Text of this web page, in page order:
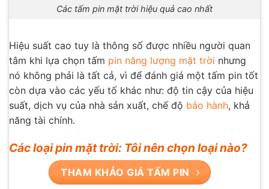
Các tấm pin mặt trời hiệu quả cao nhất
Hiệu suất cao tuy là thông số được nhiều người quan
tâm khi lựa chọn tấm pin năng lượng mặt trời nhưng
nó không phải là tất cả, vì để đánh giá một tấm pin tốt
còn dựa vào các yếu tố khác như: độ tin cậy của hiệu
suất, dịch vụ của nhà sản xuất, chế độ bảo hành, khả
năng tài chính.
Các loại pin mặt trời: Tôi nên chọn loại nào?
THAM KHẢO GIÁ TẤM PIN